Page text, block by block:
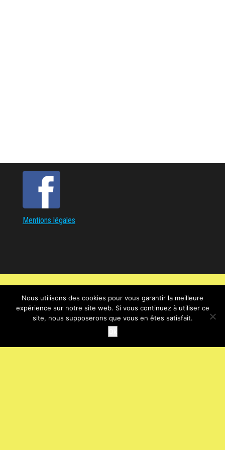
Mentions légales
Nous utilisons des cookies pour vous garantir la meilleure
expérience sur notre site web. Si vous continuez à utiliser ce
site, nous supposerons que vous en êtes satisfait.